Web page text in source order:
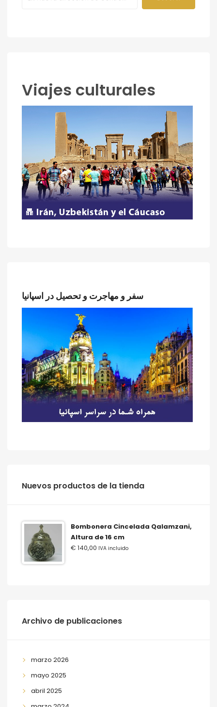
Viajes culturales
سفر و مهاجرت و تحصیل در اسپانیا
‫‪Nuevos‬‬ ‫‪productos‬‬ ‫‪de‬‬ ‫‪la‬‬ ‫‪tienda‬‬
Bombonera Cincelada Qalamzani,
Altura de 16 cm
€ 140,00 IVA incluido
Archivo de publicaciones
marzo 2026
mayo 2025
abril 2025